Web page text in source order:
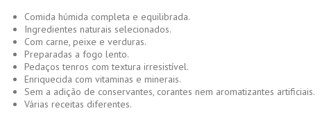
Comida húmida completa e equilibrada.
Ingredientes naturais selecionados.
Com carne, peixe e verduras.
Preparadas a fogo lento.
Pedaços tenros com textura irresistível.
Enriquecida com vitaminas e minerais.
Sem a adição de conservantes, corantes nem aromatizantes artificiais.
Várias receitas diferentes.